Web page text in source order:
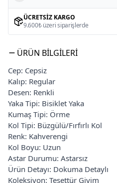
ÜCRETSIZ KARGO
9.600₺ üzeri siparişlerde
ÜRÜN BILGILERI
Cep: Cepsiz
Kalıp: Regular
Desen: Renkli
Yaka Tipi: Bisiklet Yaka
Kumaş Tipi: Örme
Kol Tipi: Büzgülü/Fırfırlı Kol
Renk: Kahverengi
Kol Boyu: Uzun
Astar Durumu: Astarsız
Ürün Detayı: Dokuma Detaylı
Koleksiyon: Tesettür Giyim